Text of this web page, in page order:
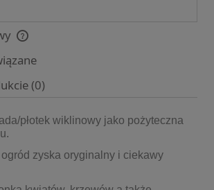
ewentualnych kosztów płatności
(0)
płotek wiklinowy jako pożyteczna
zyska oryginalny i ciekawy